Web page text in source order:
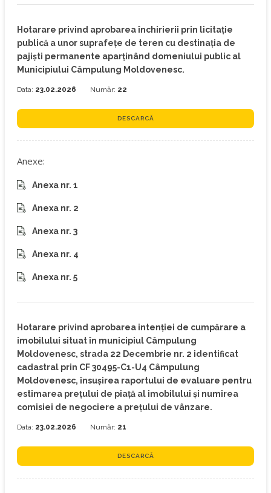
Hotarare privind aprobarea închirierii prin licitație
publică a unor suprafețe de teren cu destinația de
pajiști permanente aparținând domeniului public al
Municipiului Câmpulung Moldovenesc.
Data: 23.02.2026 Număr: 22
DESCARCĂ
Anexe:
Anexa nr. 1
Anexa nr. 2
Anexa nr. 3
Anexa nr. 4
Anexa nr. 5
Hotarare privind aprobarea intenţiei de cumpărare a
imobilului situat în municipiul Câmpulung
Moldovenesc, strada 22 Decembrie nr. 2 identificat
cadastral prin CF 30495-C1-U4 Câmpulung
Moldovenesc, însușirea raportului de evaluare pentru
estimarea prețului de piață al imobilului şi numirea
comisiei de negociere a preţului de vânzare.
Data: 23.02.2026 Număr: 21
DESCARCĂ